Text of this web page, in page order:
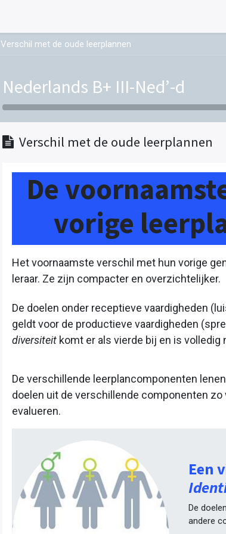
Verschil met de oude leerplannen
Nederlands B+ III-Ned’-d
Verschil met de oude leerplannen
De
vorige
Het voornaamste verschil met hun vorige
leraar. Ze zijn compacter en overzichtelijker.
De doelen onder receptieve vaardigheden
geldt voor de productieve vaardigheden
diversiteit komt er als vierde bij en is volledig
De verschillende leerplancomponenten
doelen uit de verschillende componenten
evalueren.
Een
De
andere